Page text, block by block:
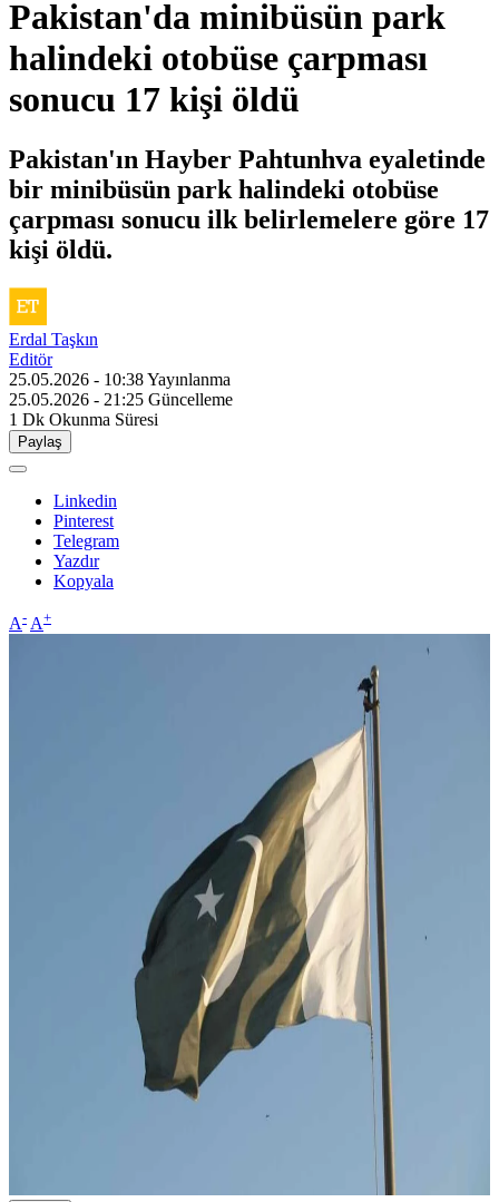
Pakistan'da minibüsün park
halindeki otobüse çarpması
sonucu 17 kişi öldü
Pakistan'ın Hayber Pahtunhva eyaletinde
bir minibüsün park halindeki otobüse
çarpması sonucu ilk belirlemelere göre 17
kişi öldü.
Erdal Taşkın
Editör
25.05.2026 - 10:38Yayınlanma
25.05.2026 - 21:25 Güncelleme
1 Dk Okunma Süresi
Paylaş
Linkedin
Pinterest
Telegram
Yazdır
Kopyala
A- A+